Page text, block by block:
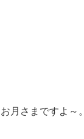
お月さまですよ～。